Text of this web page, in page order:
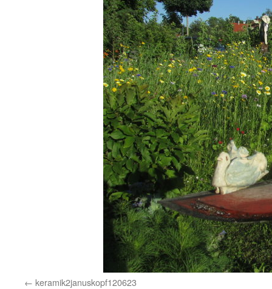
keramik2januskopf120623